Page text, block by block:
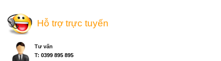
Hỗ trợ trực tuyến
Tư vấn
T: 0399 895 895